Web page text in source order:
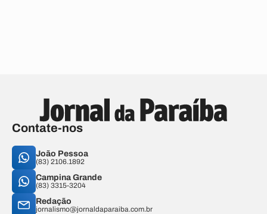
Contate-nos
João Pessoa
(83) 2106.1892
Campina Grande
(83) 3315-3204
Redação
jornalismo@jornaldaparaiba.com.br